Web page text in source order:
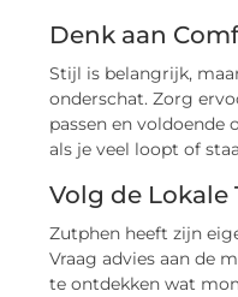
Denk aan
Stijl is belangrijk,
onderschat. Zorg
passen en voldoende
als je veel loopt of
Volg de Lokale
Zutphen heeft zijn
Vraag advies aan de
te ontdekken wat